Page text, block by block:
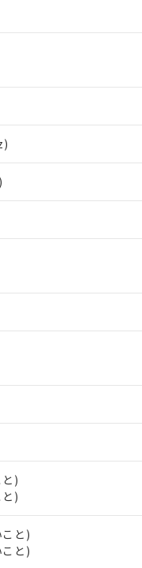
)
)
と)
と)
ご利用ください。
商品の当社在庫状況お
本サービスの対象外と
記載している更新日時
の在庫および標準価格と
拠点は「販売ネットワー
事前の承諾なく第三者
ービス）をご利用いただ
お客様との取引・商談に
の共同利用に関して"
非含有に対応した製品が
有に対応した製品に切
の非含有の対応状況を調
害物質有無と関係のない
ミウム(Cd) 100ppm以下、
類(PBB) 1000ppm以下、ポリ
1000ppm以下、フタル酸ブチ
適用除外項目は除く。
意図的な使用がないことを確認
月が前後することがあり
とができます。
基準値以下であること
基準値を超えているこ
い合わせください。
ウム) : 100ppm、
ニル類) : 1000ppm、 PBDEs(
ジイソブチル) : 1000ppm、
準値以下であることを示
質が外部に漏えいし、
い合わせください。
為替および外国貿易法
合は、日本国政府の輸
全に破砕するなど、違
場合は、上記1、2およ
る関係者が違法に輸出
ては、お客様のお取引先
認ください)
報を公開していない機種